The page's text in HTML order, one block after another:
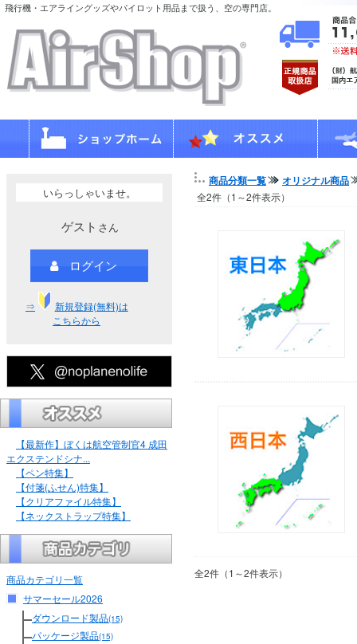
飛行機・エアライングッズやパイロット用品まで扱う、空の専門店。
いらっしゃいませ。
ゲスト さん
ログイン
⇒
新規登録(無料)は
こちらから
【最新作】ぼくは航空管制官4 成田
エクステンドシナ...
【ペン特集】
【付箋(ふせん)特集】
【クリアファイル特集】
【ネックストラップ特集】
商品カテゴリ一覧
サマーセール2026
ダウンロード製品(15)
パッケージ製品(15)
商品分類一覧 オリジナル商品
全2件（1～2件表示）
全2件（1～2件表示）